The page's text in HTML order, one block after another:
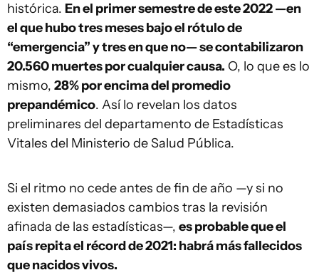
histórica. En el primer semestre de este 2022 —en
el que hubo tres meses bajo el rótulo de
“emergencia” y tres en que no— se contabilizaron
20.560 muertes por cualquier causa. O, lo que es lo
mismo, 28% por encima del promedio
prepandémico. Así lo revelan los datos
preliminares del departamento de Estadísticas
Vitales del Ministerio de Salud Pública.
Si el ritmo no cede antes de fin de año —y si no
existen demasiados cambios tras la revisión
afinada de las estadísticas—, es probable que el
país repita el récord de 2021: habrá más fallecidos
que nacidos vivos.